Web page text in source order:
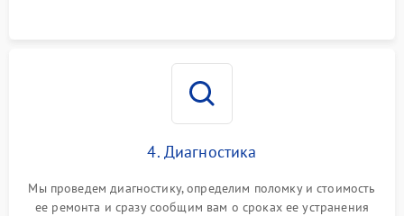
4. Диагностика
Мы проведем диагностику, определим поломку и стоимость
ее ремонта и сразу сообщим вам о сроках ее устранения